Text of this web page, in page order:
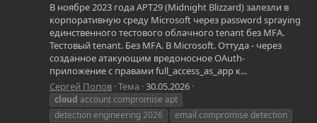
В ноябре 2023 года APT29 (Midnight Blizzard) залезли в
корпоративную среду Microsoft через password spraying
единственного тестового облачного tenant без MFA.
Тестовый tenant. Без MFA. В Microsoft. Оттуда - через
созданное атакующим вредоносное OAuth-
приложение с правами full_access_as_app к...
Сергей Попов Тема 30.05.2026
cloud account compromise apt
detection engineering 2026
email compromise detection